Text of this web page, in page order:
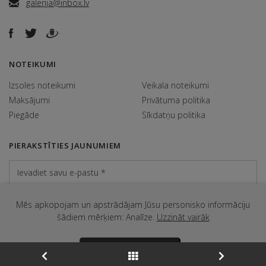
galerija@inbox.lv
NOTEIKUMI
Izsoles noteikumi
Maksājumi
Piegāde
Veikala noteikumi
Privātuma politika
Sīkdatņu politika
PIERAKSTĪTIES JAUNUMIEM
@ Galerija Jēkabs 2026. Visas tiesības aizsargātas.
Mēs apkopojam un apstrādājam Jūsu personisko informāciju
šādiem mērķiem: Analīze. Uzzināt vairāk